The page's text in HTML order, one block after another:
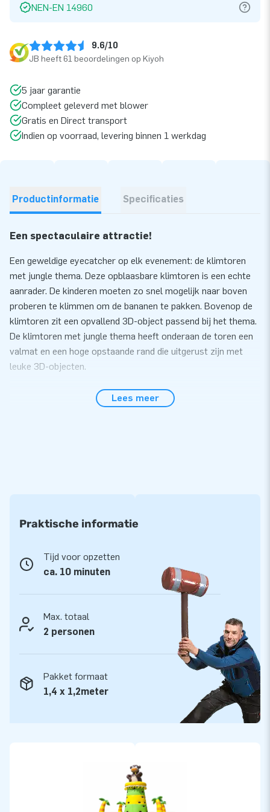
NEN-EN 14960
9.6/10
JB heeft 61 beoordelingen op Kiyoh
5 jaar garantie
Compleet geleverd met blower
Gratis en Direct transport
Indien op voorraad, levering binnen 1 werkdag
Productinformatie Specificaties
Een spectaculaire attractie!
Een geweldige eyecatcher op elk evenement: de klimtoren
met jungle thema. Deze opblaasbare klimtoren is een echte
aanrader. De kinderen moeten zo snel mogelijk naar boven
proberen te klimmen om de bananen te pakken. Bovenop de
klimtoren zit een opvallend 3D-object passend bij het thema.
De klimtoren met jungle thema heeft onderaan de toren een
valmat en een hoge opstaande rand die uitgerust zijn met
leuke 3D-objecten.
Binnen een kwartier opgezet
Optimaal speelplezier met 5 jaar garantie
De klimtoren met jungle thema wordt tevens door JB
geleverd met 5 jaar garantie. Hierdoor lever jij met dit
product jarenlang optimaal speelplezier. Vertrouw op
topkwaliteit. JB kussens zijn op meerdere punten verstevigd
en meervoudig gestikt en zijn gemaakt van sterk hoge
kwaliteit kleurvast PVC. Ze zijn daardoor duurzaam en
Koop deze unieke klimtoren met jungle thema en bezorg je
klanten de dag van hun leven!
Kies net als ruim 15.000 andere klanten voor JB
noemen. JB laat namelijk al meer dan 15 jaar mensen
wereldwijd een gat in de lucht springen. Dat komt doordat
ons team van designers, ontwikkelaars en logistiek
Lees meer
Praktische informatie
Tijd voor opzetten
ca. 10 minuten
Max. totaal
2 personen
Pakket formaat
1,4 x 1,2meter